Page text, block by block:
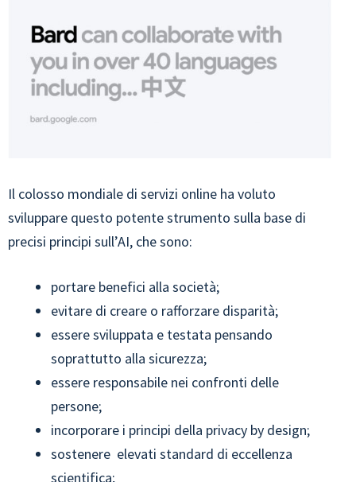
Il colosso mondiale di servizi online ha voluto
sviluppare questo potente strumento sulla base di
precisi principi sull’AI, che sono:
portare benefici alla società;
evitare di creare o rafforzare disparità;
essere sviluppata e testata pensando
soprattutto alla sicurezza;
essere responsabile nei confronti delle
persone;
incorporare i principi della privacy by design;
sostenere elevati standard di eccellenza
scientifica;